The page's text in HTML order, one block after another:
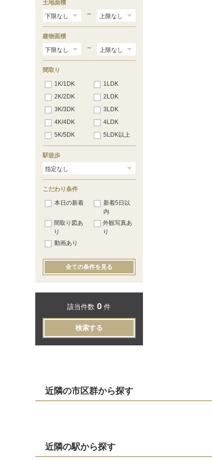
土地面積
～
建物面積
～
間取り
1K/1DK
1LDK
2K/2DK
2LDK
3K/3DK
3LDK
4K/4DK
4LDK
5K/5DK
5LDK以上
駅徒歩
こだわり条件
本日の新着
新着5日以
内
間取り図あ
り
外観写真あ
り
動画あり
全ての条件を見る
該当件数 0 件
検索する
近隣の市区群から探す
近隣の駅から探す